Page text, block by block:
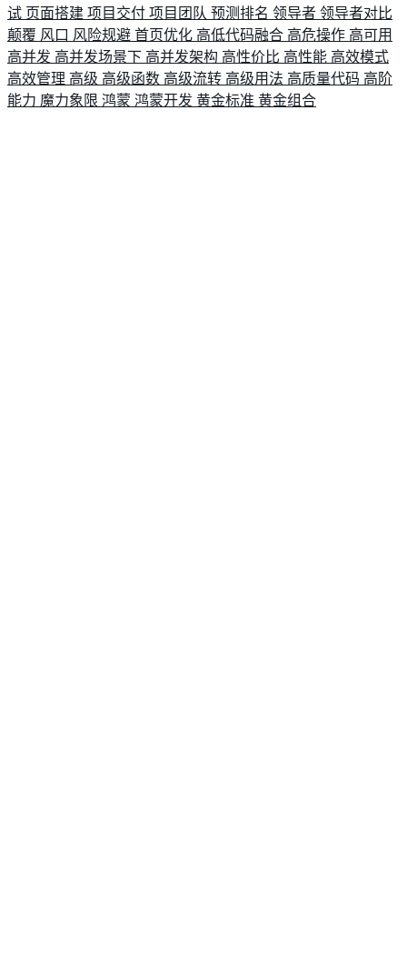
试 页面搭建 项目交付 项目团队 预测排名 领导者 领导者对比
颠覆 风口 风险规避 首页优化 高低代码融合 高危操作 高可用
高并发 高并发场景下 高并发架构 高性价比 高性能 高效模式
高效管理 高级 高级函数 高级流转 高级用法 高质量代码 高阶
能力 魔力象限 鸿蒙 鸿蒙开发 黄金标准 黄金组合